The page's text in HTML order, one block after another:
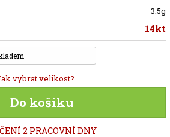
3.5g
14kt
vybrat velikost?
Do košíku
2 PRACOVNÍ DNY